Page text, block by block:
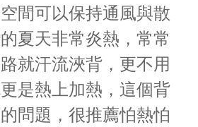
間可以保持通風與散
夏天非常炎熱，常常
就汗流浹背，更不用
是熱上加熱，這個背
問題，很推薦怕熱怕